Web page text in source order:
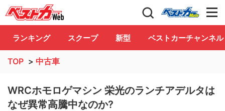
自動車情報誌「ベストカー」 Club
ランキング スクープ 新型 ベストカーチャンネル
TOP > 中古車
WRCホモロゲマシン 栄光のランチアデルタは
なぜ異常高騰中なのか?